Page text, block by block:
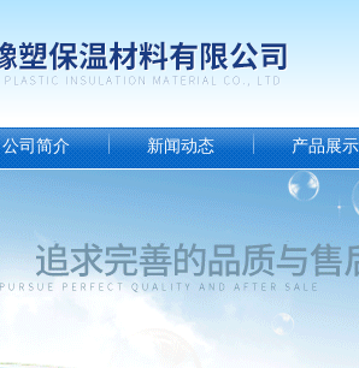
公司简介 新闻动态 产品展示